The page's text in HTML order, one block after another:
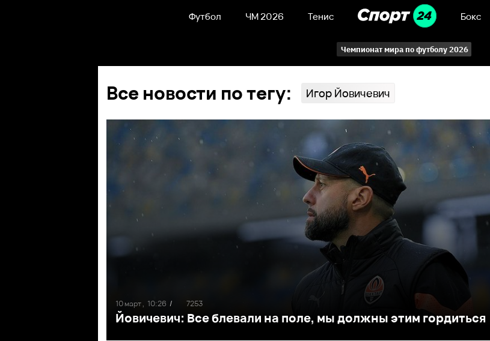
Футбол ЧМ 2026 Тенис Бокс
Чемпионат мира по футболу 2026
Все новости по тегу: Игор Йовичевич
Йовичевич: Все блевали на поле, мы должны этим гордиться
10 март , 10:26 / 7253